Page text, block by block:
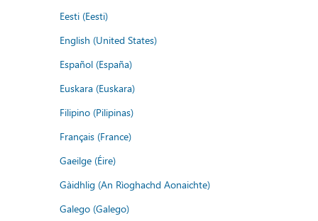
Eesti (Eesti)
English (United States)
Español (España)
Euskara (Euskara)
Filipino (Pilipinas)
Français (France)
Gaeilge (Éire)
Gàidhlig (An Rìoghachd Aonaichte)
Galego (Galego)